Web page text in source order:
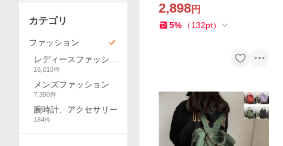
学 出張 旅行 収納 リュックサ
ック B-17
2,898円
5% （132pt）
カテゴリ
ファッション
レディースファッショ
ン
16,010件
メンズファッション
7,390件
腕時計、アクセサリー
184件